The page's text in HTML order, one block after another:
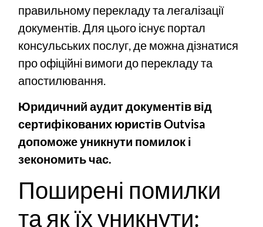
правильному перекладу та легалізації
документів. Для цього існує портал
консульських послуг , де можна дізнатися
про офіційні вимоги до перекладу та
апостилювання.
Юридичний аудит документів від
сертифікованих юристів Outvisa
допоможе уникнути помилок і
зекономить час.
Поширені помилки
та як їх уникнути: